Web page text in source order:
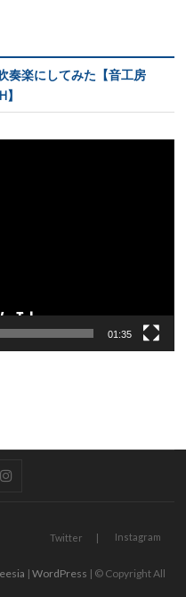
奏楽にしてみた【音工房
01:35
Twitter Instagram
|WordPress | © Copyright All